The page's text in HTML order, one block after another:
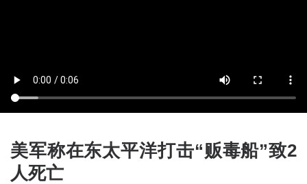
美军称在东太平洋打击“贩毒船”致2
人死亡